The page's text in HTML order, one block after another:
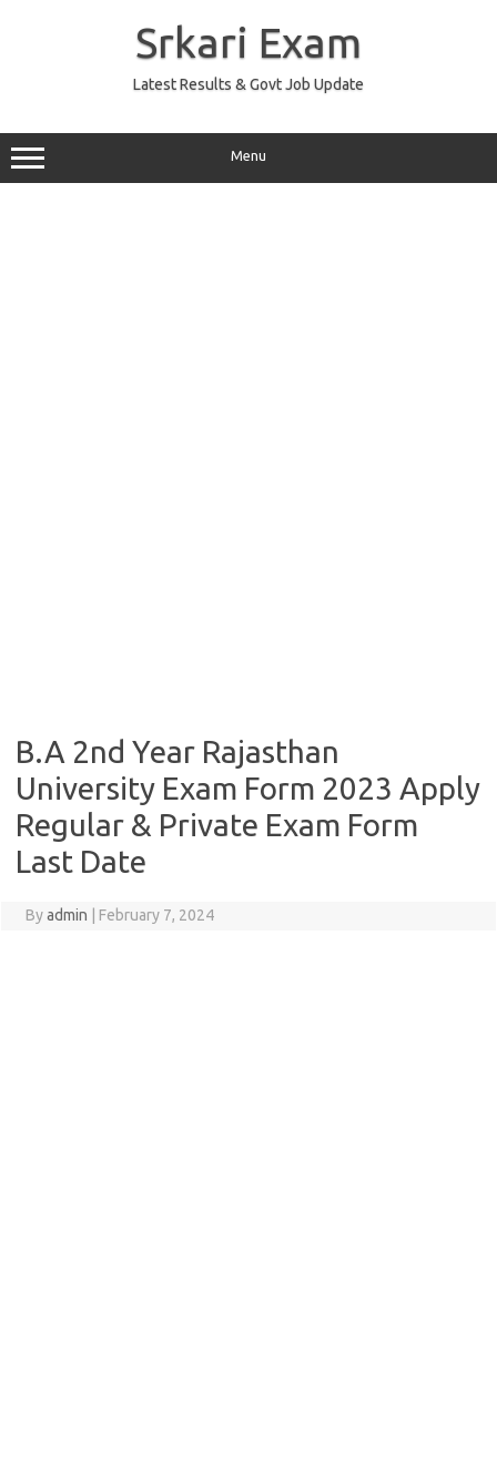
Srkari Exam
Latest Results & Govt Job Update
Menu
B.A 2nd Year Rajasthan
University Exam Form 2023 Apply
Regular & Private Exam Form
Last Date
Byadmin February 7, 2024